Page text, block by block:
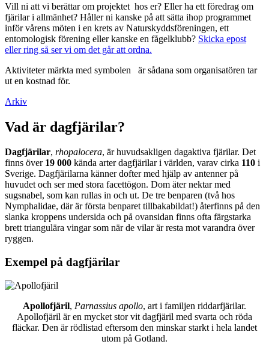
Vill ni att vi berättar om projektet hos er? Eller ha ett föredrag om
fjärilar i allmänhet? Håller ni kanske på att sätta ihop programmet
inför vårens möten i en krets av Naturskyddsföreningen, ett
entomologisk förening eller kanske en fågelklubb? Skicka epost
eller ring så ser vi om det går att ordna.
Aktiviteter märkta med symbolen
är sådana som organisatören tar
ut en kostnad för.
Arkiv
Vad är dagfjärilar?
Dagfjärilar, rhopalocera, är huvudsakligen dagaktiva fjärilar. Det
finns över 19 000 kända arter dagfjärilar i världen, varav cirka 110 i
Sverige. Dagfjärilarna känner dofter med hjälp av antenner på
huvudet och ser med stora facettögon. Dom äter nektar med
sugsnabel, som kan rullas in och ut. De tre benparen (två hos
Nymphalidae, där är första benparet tillbakabildat!) återfinns på den
slanka kroppens undersida och på ovansidan finns ofta färgstarka
brett triangulära vingar som när de vilar är resta mot varandra över
ryggen.
Exempel på dagfjärilar
Apollofjäril, Parnassius apollo, art i familjen riddarfjärilar.
Apollofjäril är en mycket stor vit dagfjäril med svarta och röda
fläckar. Den är rödlistad eftersom den minskar starkt i hela landet
utom på Gotland.